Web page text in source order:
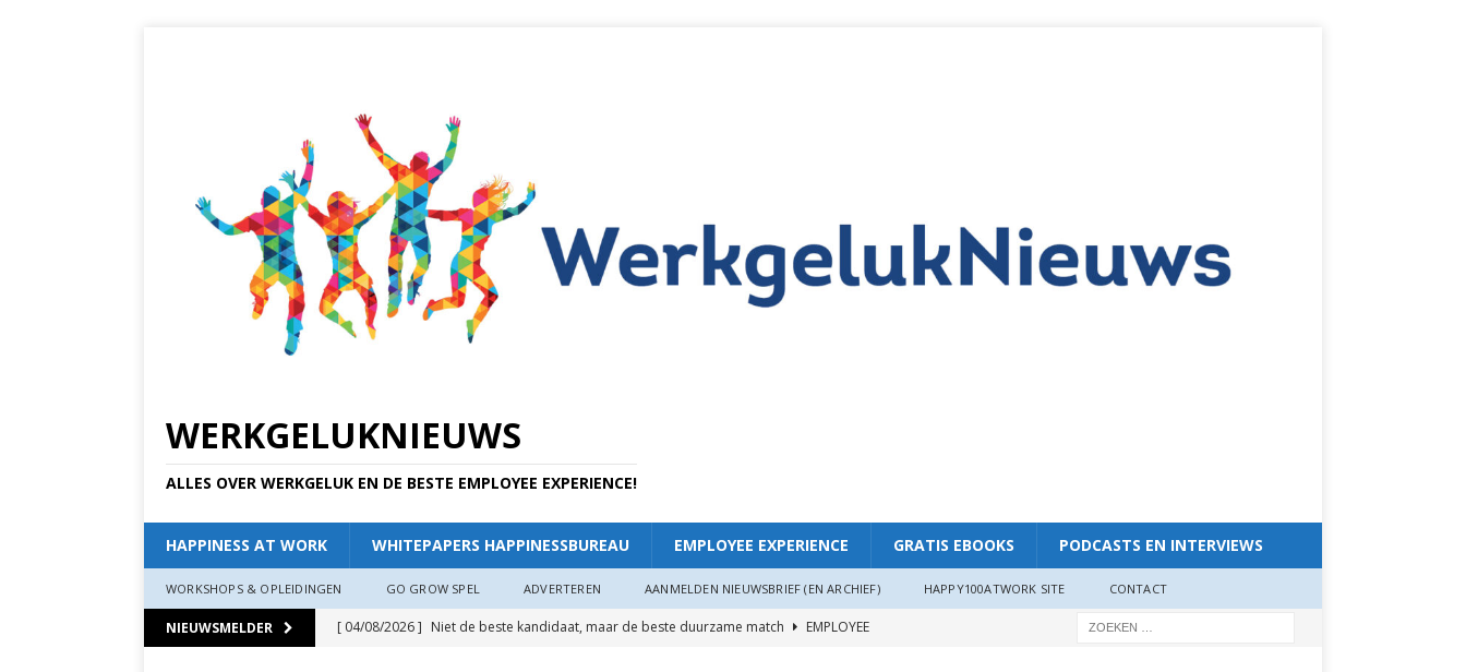
WERKGELUKNIEUWS
ALLES OVER WERKGELUK EN DE BESTE EMPLOYEE EXPERIENCE!
HAPPINESS AT WORK WHITEPAPERS HAPPINESSBUREAU EMPLOYEE EXPERIENCE GRATIS EBOOKS PODCASTS EN INTERVIEWS
WORKSHOPS & OPLEIDINGEN GO GROW SPEL ADVERTEREN AANMELDEN NIEUWSBRIEF (EN ARCHIEF) HAPPY100ATWORK SITE CONTACT
NIEUWSMELDER [ 04/08/2026 ] Niet de beste kandidaat, maar de beste duurzame match
EMPLOYEE